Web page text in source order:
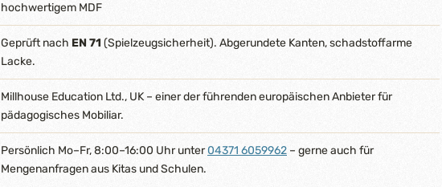
hochwertigem MDF
Geprüft nach EN 71 (Spielzeugsicherheit). Abgerundete Kanten, schadstoffarme
Lacke.
Millhouse Education Ltd., UK – einer der führenden europäischen Anbieter für
pädagogisches Mobiliar.
Persönlich Mo–Fr, 8:00–16:00 Uhr unter04371 6059962 – gerne auch für
Mengenanfragen aus Kitas und Schulen.